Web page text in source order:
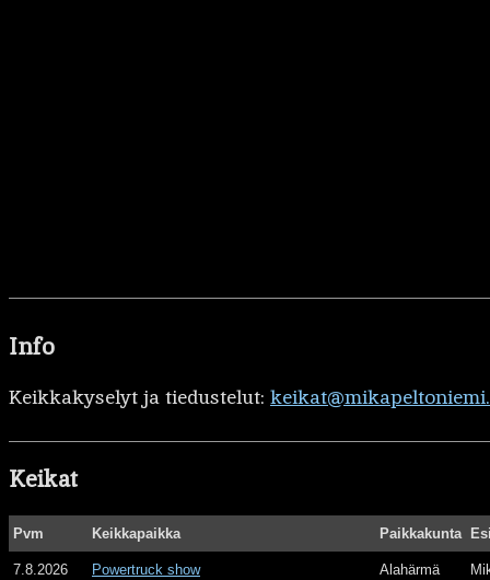
Info
Keikkakyselyt ja tiedustelut:
Keikat
Pvm Keikkapaikka Paikkakunta
7.8.2026 Powertruck show Alahärmä